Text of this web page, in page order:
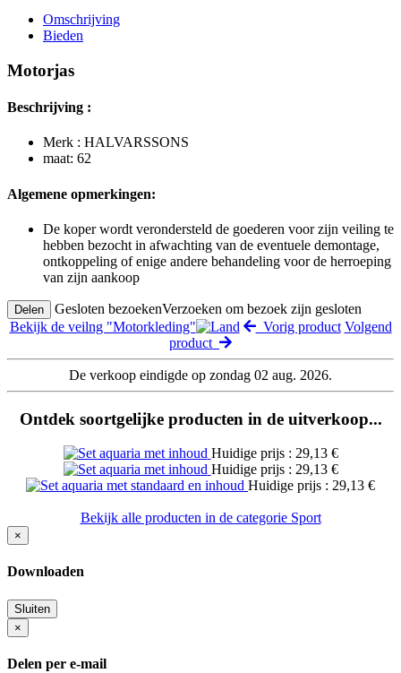
Omschrijving
Bieden
Motorjas
Beschrijving :
Merk : HALVARSSONS
maat: 62
Algemene opmerkingen:
De koper wordt verondersteld de goederen voor zijn veiling te
hebben bezocht in afwachting van de eventuele demontage,
ontkoppeling of enige andere behandeling voor de herroeping
van zijn aankoop
Delen Gesloten bezoekenVerzoeken om bezoek zijn gesloten
Bekijk de veilng "Motorkleding"
Vorig product Volgend
product
De verkoop eindigde op zondag 02 aug. 2026.
Ontdek soortgelijke producten in de uitverkoop...
Huidige prijs : 29,13 €
Huidige prijs : 29,13 €
Huidige prijs : 29,13 €
Bekijk alle producten in de categorie Sport
×
Downloaden
Sluiten
×
Delen per e-mail